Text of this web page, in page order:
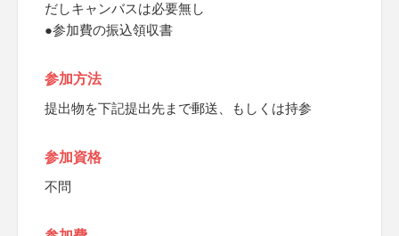
だしキャンバスは必要無し
●参加費の振込領収書
参加方法
提出物を下記提出先まで郵送、もしくは持参
参加資格
不問